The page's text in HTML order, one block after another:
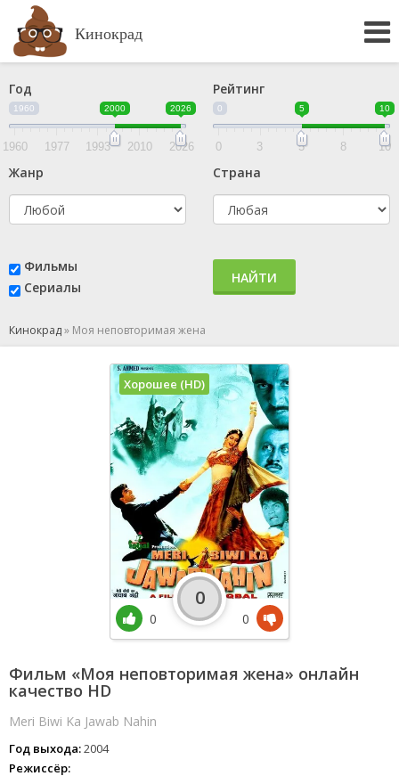
Кинокрад
Год
1960 2000 2026
1960 1977 1993 2010 2026
Рейтинг
0 5 10
0 3 5 8 10
Жанр Страна
Фильмы
Сериалы
НАЙТИ
Кинокрад» Моя неповторимая жена
Фильм «Моя неповторимая жена» онлайн
качество HD
Meri Biwi Ka Jawab Nahin
Год выхода:2004
Режиссёр:
Хорошее (HD)
0
0
0